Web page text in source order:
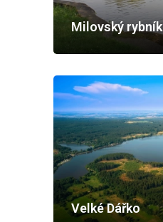
Milovský rybník
Velké Dářko